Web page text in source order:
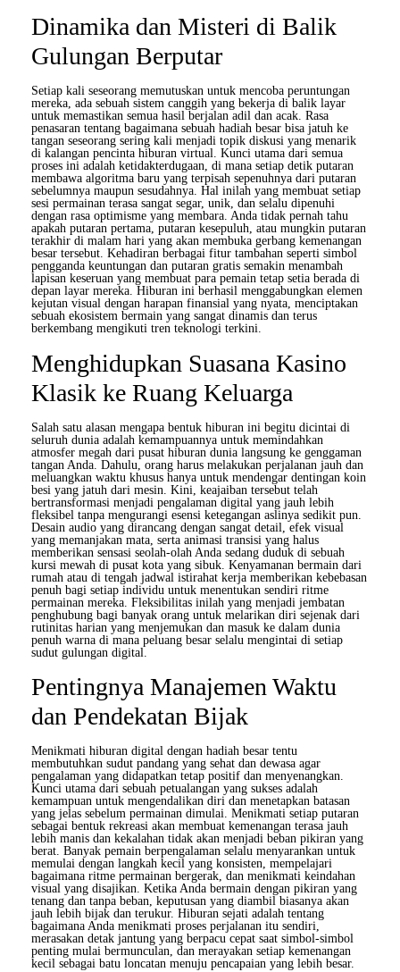
Dinamika dan Misteri di Balik
Gulungan Berputar
Setiap kali seseorang memutuskan untuk mencoba peruntungan
mereka, ada sebuah sistem canggih yang bekerja di balik layar
untuk memastikan semua hasil berjalan adil dan acak. Rasa
penasaran tentang bagaimana sebuah hadiah besar bisa jatuh ke
tangan seseorang sering kali menjadi topik diskusi yang menarik
di kalangan pencinta hiburan virtual. Kunci utama dari semua
proses ini adalah ketidakterdugaan, di mana setiap detik putaran
membawa algoritma baru yang terpisah sepenuhnya dari putaran
sebelumnya maupun sesudahnya. Hal inilah yang membuat setiap
sesi permainan terasa sangat segar, unik, dan selalu dipenuhi
dengan rasa optimisme yang membara. Anda tidak pernah tahu
apakah putaran pertama, putaran kesepuluh, atau mungkin putaran
terakhir di malam hari yang akan membuka gerbang kemenangan
besar tersebut. Kehadiran berbagai fitur tambahan seperti simbol
pengganda keuntungan dan putaran gratis semakin menambah
lapisan keseruan yang membuat para pemain tetap setia berada di
depan layar mereka. Hiburan ini berhasil menggabungkan elemen
kejutan visual dengan harapan finansial yang nyata, menciptakan
sebuah ekosistem bermain yang sangat dinamis dan terus
berkembang mengikuti tren teknologi terkini.
Menghidupkan Suasana Kasino
Klasik ke Ruang Keluarga
Salah satu alasan mengapa bentuk hiburan ini begitu dicintai di
seluruh dunia adalah kemampuannya untuk memindahkan
atmosfer megah dari pusat hiburan dunia langsung ke genggaman
tangan Anda. Dahulu, orang harus melakukan perjalanan jauh dan
meluangkan waktu khusus hanya untuk mendengar dentingan koin
besi yang jatuh dari mesin. Kini, keajaiban tersebut telah
bertransformasi menjadi pengalaman digital yang jauh lebih
fleksibel tanpa mengurangi esensi ketegangan aslinya sedikit pun.
Desain audio yang dirancang dengan sangat detail, efek visual
yang memanjakan mata, serta animasi transisi yang halus
memberikan sensasi seolah-olah Anda sedang duduk di sebuah
kursi mewah di pusat kota yang sibuk. Kenyamanan bermain dari
rumah atau di tengah jadwal istirahat kerja memberikan kebebasan
penuh bagi setiap individu untuk menentukan sendiri ritme
permainan mereka. Fleksibilitas inilah yang menjadi jembatan
penghubung bagi banyak orang untuk melarikan diri sejenak dari
rutinitas harian yang menjemukan dan masuk ke dalam dunia
penuh warna di mana peluang besar selalu mengintai di setiap
sudut gulungan digital.
Pentingnya Manajemen Waktu
dan Pendekatan Bijak
Menikmati hiburan digital dengan hadiah besar tentu
membutuhkan sudut pandang yang sehat dan dewasa agar
pengalaman yang didapatkan tetap positif dan menyenangkan.
Kunci utama dari sebuah petualangan yang sukses adalah
kemampuan untuk mengendalikan diri dan menetapkan batasan
yang jelas sebelum permainan dimulai. Menikmati setiap putaran
sebagai bentuk rekreasi akan membuat kemenangan terasa jauh
lebih manis dan kekalahan tidak akan menjadi beban pikiran yang
berat. Banyak pemain berpengalaman selalu menyarankan untuk
memulai dengan langkah kecil yang konsisten, mempelajari
bagaimana ritme permainan bergerak, dan menikmati keindahan
visual yang disajikan. Ketika Anda bermain dengan pikiran yang
tenang dan tanpa beban, keputusan yang diambil biasanya akan
jauh lebih bijak dan terukur. Hiburan sejati adalah tentang
bagaimana Anda menikmati proses perjalanan itu sendiri,
merasakan detak jantung yang berpacu cepat saat simbol-simbol
penting mulai bermunculan, dan merayakan setiap kemenangan
kecil sebagai batu loncatan menuju pencapaian yang lebih besar.